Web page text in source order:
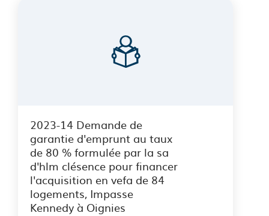
2023-14 Demande de
garantie d'emprunt au taux
de 80 % formulée par la sa
d'hlm clésence pour financer
l'acquisition en vefa de 84
logements, Impasse
Kennedy à Oignies